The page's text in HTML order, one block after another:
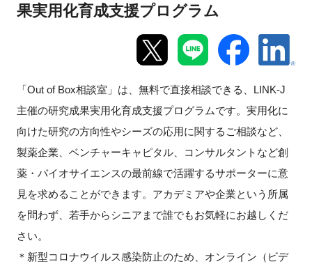
施設ご予約
マイページ
新規登録
イベント
プログラム
果実用化育成支援プログラム
「Out of Box相談室」は、無料で直接相談できる、LINK-J
主催の研究成果実用化育成支援プログラムです。実用化に
向けた研究の方向性やシーズの応用に関するご相談など、
製薬企業、ベンチャーキャピタル、コンサルタントなど創
薬・バイオサイエンスの最前線で活躍するサポーターに意
見を求めることができます。アカデミアや企業という所属
を問わず、若手からシニアまで誰でもお気軽にお越しくだ
さい。
＊新型コロナウイルス感染防止のため、オンライン（ビデ